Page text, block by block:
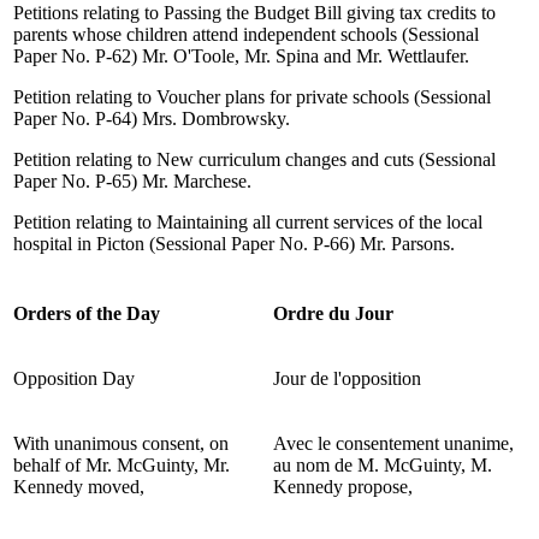
Petitions relating to Passing the Budget Bill giving tax credits to
parents whose children attend independent schools (Sessional
Paper No. P-62) Mr. O'Toole, Mr. Spina and Mr. Wettlaufer.
Petition relating to Voucher plans for private schools (Sessional
Paper No. P-64) Mrs. Dombrowsky.
Petition relating to New curriculum changes and cuts (Sessional
Paper No. P-65) Mr. Marchese.
Petition relating to Maintaining all current services of the local
hospital in Picton (Sessional Paper No. P-66) Mr. Parsons.
Orders of the Day Ordre du Jour
Opposition Day Jour de l'opposition
With unanimous consent, on
behalf of Mr. McGuinty, Mr.
Kennedy moved,
Avec le consentement unanime,
au nom de M. McGuinty, M.
Kennedy propose,